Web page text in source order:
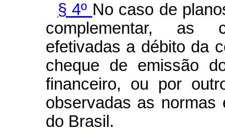
§ 4º No caso de
complementar, as
efetivadas a débito da
cheque de emissão
financeiro, ou por
observadas as normas
do Brasil.